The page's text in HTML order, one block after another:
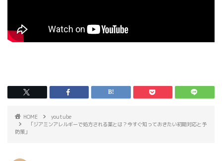
HOME
youtube
「ジアミンアレルギーで処方される薬とは？今すぐ知っておきたい初期対応と予
防策」